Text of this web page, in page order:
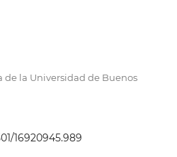
de la Universidad de Buenos
16920945.989